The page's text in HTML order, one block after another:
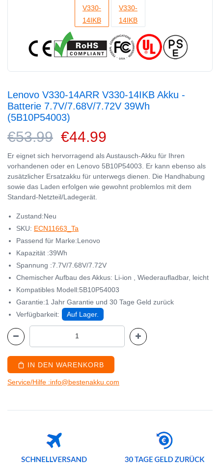
Lenovo V330-14ARR V330-14IKB Akku -
Batterie 7.7V/7.68V/7.72V 39Wh
(5B10P54003)
€53.99 €44.99
Er eignet sich hervorragend als Austausch-Akku für Ihren
vorhandenen oder en Lenovo 5B10P54003. Er kann ebenso als
zusätzlicher Ersatzakku für unterwegs dienen. Die Handhabung
sowie das Laden erfolgen wie gewohnt problemlos mit dem
Standard-Netzteil/Ladegerät.
Zustand:Neu
SKU: ECN11663_Ta
Passend für Marke:Lenovo
Kapazität :39Wh
Spannung :7.7V/7.68V/7.72V
Chemischer Aufbau des Akkus: Li-ion , Wiederaufladbar, leicht
Kompatibles Modell:5B10P54003
Garantie:1 Jahr Garantie und 30 Tage Geld zurück
Verfügbarkeit:
Auf Lager.
IN DEN WARENKORB
Service/Hilfe :info@bestenakku.com